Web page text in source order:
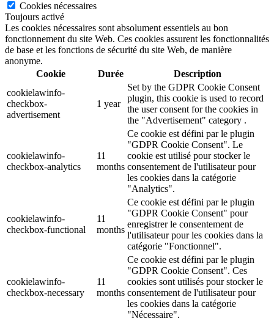
Cookies nécessaires
Toujours activé
Les cookies nécessaires sont absolument essentiels au bon
fonctionnement du site Web. Ces cookies assurent les fonctionnalités
de base et les fonctions de sécurité du site Web, de manière
anonyme.
Cookie
Durée
Description
cookielawinfo-
checkbox-
advertisement
1 year
Set by the GDPR Cookie Consent
plugin, this cookie is used to record
the user consent for the cookies in
the "Advertisement" category .
cookielawinfo-
checkbox-analytics
11
months
Ce cookie est défini par le plugin
"GDPR Cookie Consent". Le
cookie est utilisé pour stocker le
consentement de l'utilisateur pour
les cookies dans la catégorie
"Analytics".
cookielawinfo-
checkbox-functional
11
months
Ce cookie est défini par le plugin
"GDPR Cookie Consent" pour
enregistrer le consentement de
l'utilisateur pour les cookies dans la
catégorie "Fonctionnel".
cookielawinfo-
checkbox-necessary
11
months
Ce cookie est défini par le plugin
"GDPR Cookie Consent". Ces
cookies sont utilisés pour stocker le
consentement de l'utilisateur pour
les cookies dans la catégorie
"Nécessaire".